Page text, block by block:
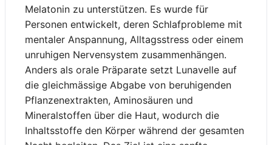
Melatonin zu unterstützen. Es wurde für
Personen entwickelt, deren Schlafprobleme mit
mentaler Anspannung, Alltagsstress oder einem
unruhigen Nervensystem zusammenhängen.
Anders als orale Präparate setzt Lunavelle auf
die gleichmässige Abgabe von beruhigenden
Pflanzenextrakten, Aminosäuren und
Mineralstoffen über die Haut, wodurch die
Inhaltsstoffe den Körper während der gesamten